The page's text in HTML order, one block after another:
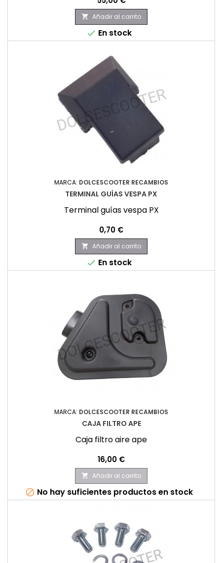
 Añadir al carrito
 En stock
MARCA: DOLCESCOOTER RECAMBIOS
TERMINAL GUÍAS VESPA PX
Terminal guías vespa PX
Precio
0,70 €
 Añadir al carrito
 En stock
MARCA: DOLCESCOOTER RECAMBIOS
CAJA FILTRO APE
Caja filtro aire ape
Precio
16,00 €
 Añadir al carrito
 No hay suficientes productos en stock